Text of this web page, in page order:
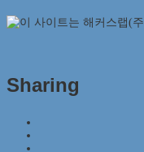
Sharing